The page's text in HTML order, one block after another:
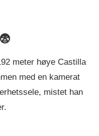
meter høye Castilla
med en kamerat
mistet han